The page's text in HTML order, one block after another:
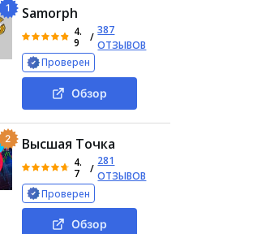
Отзывы о Tescomall
1 Samorph
4.
9
/
387
ОТЗЫВОВ
Проверен
Обзор
2 Высшая Точка
4.
7
/
281
ОТЗЫВОВ
Проверен
Обзор